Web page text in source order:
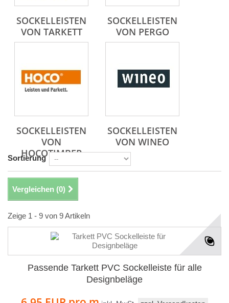
SOCKELLEISTEN
VON TARKETT
SOCKELLEISTEN
VON PERGO
SOCKELLEISTEN
VON
HOCOTIMBER
SOCKELLEISTEN
VON WINEO
Sortierung
Vergleichen (0)
Zeige 1 - 9 von 9 Artikeln
Passende Tarkett PVC Sockelleiste für alle
Designbeläge